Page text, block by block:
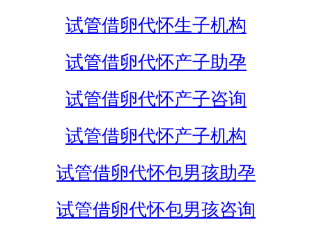
试管借卵代怀生子机构
试管借卵代怀产子助孕
试管借卵代怀产子咨询
试管借卵代怀产子机构
试管借卵代怀包男孩助孕
试管借卵代怀包男孩咨询